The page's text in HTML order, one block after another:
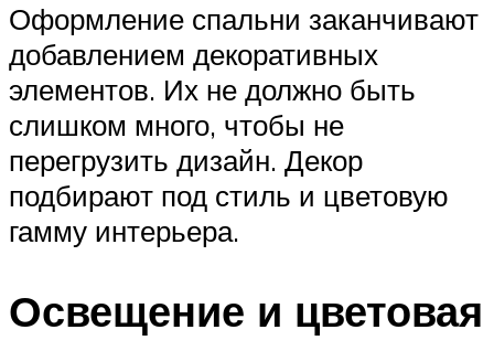
Оформление спальни заканчивают
добавлением декоративных
элементов. Их не должно быть
слишком много, чтобы не
перегрузить дизайн. Декор
подбирают под стиль и цветовую
гамму интерьера.
Освещение и цветовая